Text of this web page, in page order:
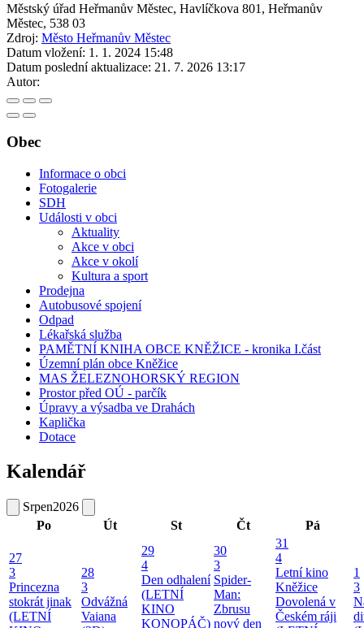
Městský úřad Heřmanův Městec, Havlíčkova 801, Heřmanův
Městec, 538 03
Zdroj: Město Heřmanův Městec
Datum vložení: 1. 1. 2024 15:48
Datum poslední aktualizace: 21. 7. 2026 13:17
Autor:
Obec
Informace o obci
Fotogalerie
SDH
Události v obci
Aktuality
Akce v obci
Akce v okolí
Kultura a sport
Prodejna
Autobusové spojení
Odpad
Lékařská služba
PAMĚTNÍ KNIHA OBCE KNĚŽICE - kronika I.část
Územní plán obce Kněžice
MAS ŽELEZNOHORSKÝ REGION
Prostor před OÚ - parčík
Úpravy a výsadba ve Drahách
Kaplička
Dotace
Kalendář
Srpen2026
Po
Út St Čt Pá
27
3
Princezna
stokrát jinak
(LETNÍ
28
3
Odvážná
Vaiana
29
4
Den odhalení
(LETNÍ
KINO
KONOPÁČ)
30
3
Spider-
Man:
Zbrusu
nový den
31
4
Letní kino
Kněžice
Dovolená v
Českém ráji
1
3